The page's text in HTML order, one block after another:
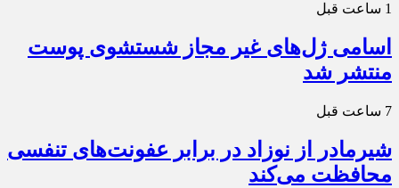
1 ساعت قبل
اسامی ژل‌های غیر مجاز شستشوی پوست
منتشر شد
7 ساعت قبل
شیرمادر از نوزاد در برابر عفونت‌های تنفسی
محافظت می‌کند